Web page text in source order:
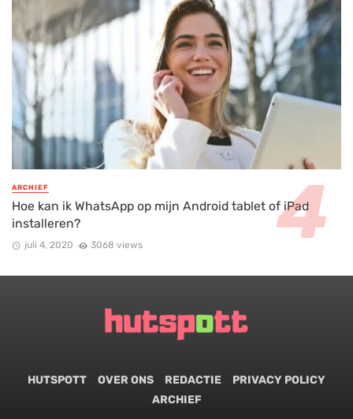
ARCHIEF
Hoe kan ik WhatsApp op mijn Android tablet of iPad
installeren?
juli 4, 2020 3068 views
HUTSPOTT OVER ONS REDACTIE
PRIVACY POLICY
ARCHIEF